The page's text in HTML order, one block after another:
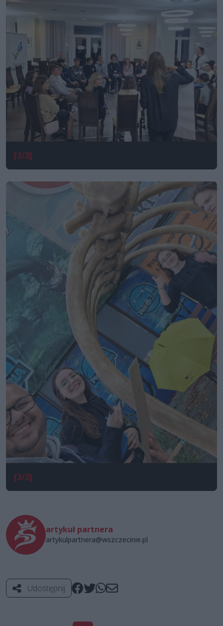
[2/3]
[3/3]
artykuł partnera
artykulpartnera@wszczecinie.pl
Udostępnij